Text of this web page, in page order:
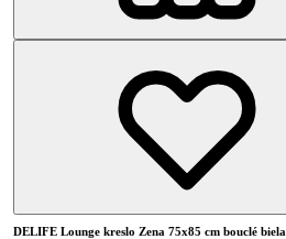
DELIFE Lounge kreslo Zena 75x85 cm bouclé biela